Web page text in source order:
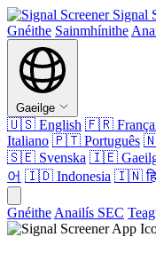
Signal
Gnéithe Sainmhínithe
Gaeilge
🇺🇸 English 🇫🇷
Italiano 🇵🇹 Português
🇸🇪 Svenska 🇮🇪
어 🇮🇩 Indonesia 🇮🇳
Gnéithe Anailís SEC